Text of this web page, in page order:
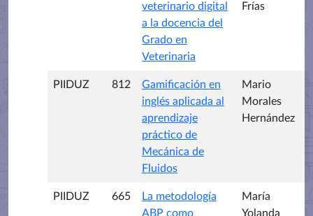
veterinario digital
a la docencia del
Grado en
Veterinaria
Frías
PIIDUZ 812
Gamificación en
inglés aplicada al
aprendizaje
práctico de
Mecánica de
Fluidos
Mario
Morales
Hernández
PIIDUZ 665
La metodología
ABP como
María
Yolanda